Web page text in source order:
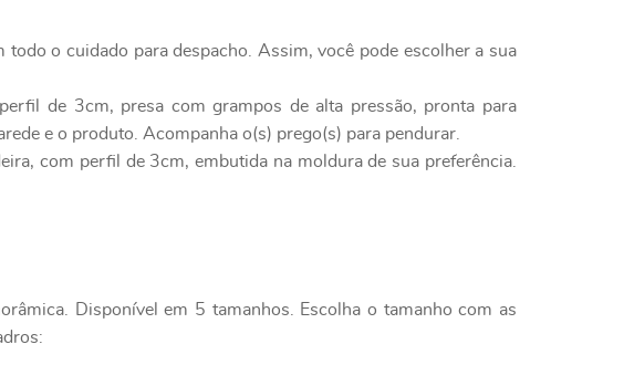
o cuidado para despacho. Assim, você pode escolher a sua
de 3cm, presa com grampos de alta pressão, pronta para
e o produto. Acompanha o(s) prego(s) para pendurar.
com perfil de 3cm, embutida na moldura de sua preferência.
Disponível em 5 tamanhos. Escolha o tamanho com as